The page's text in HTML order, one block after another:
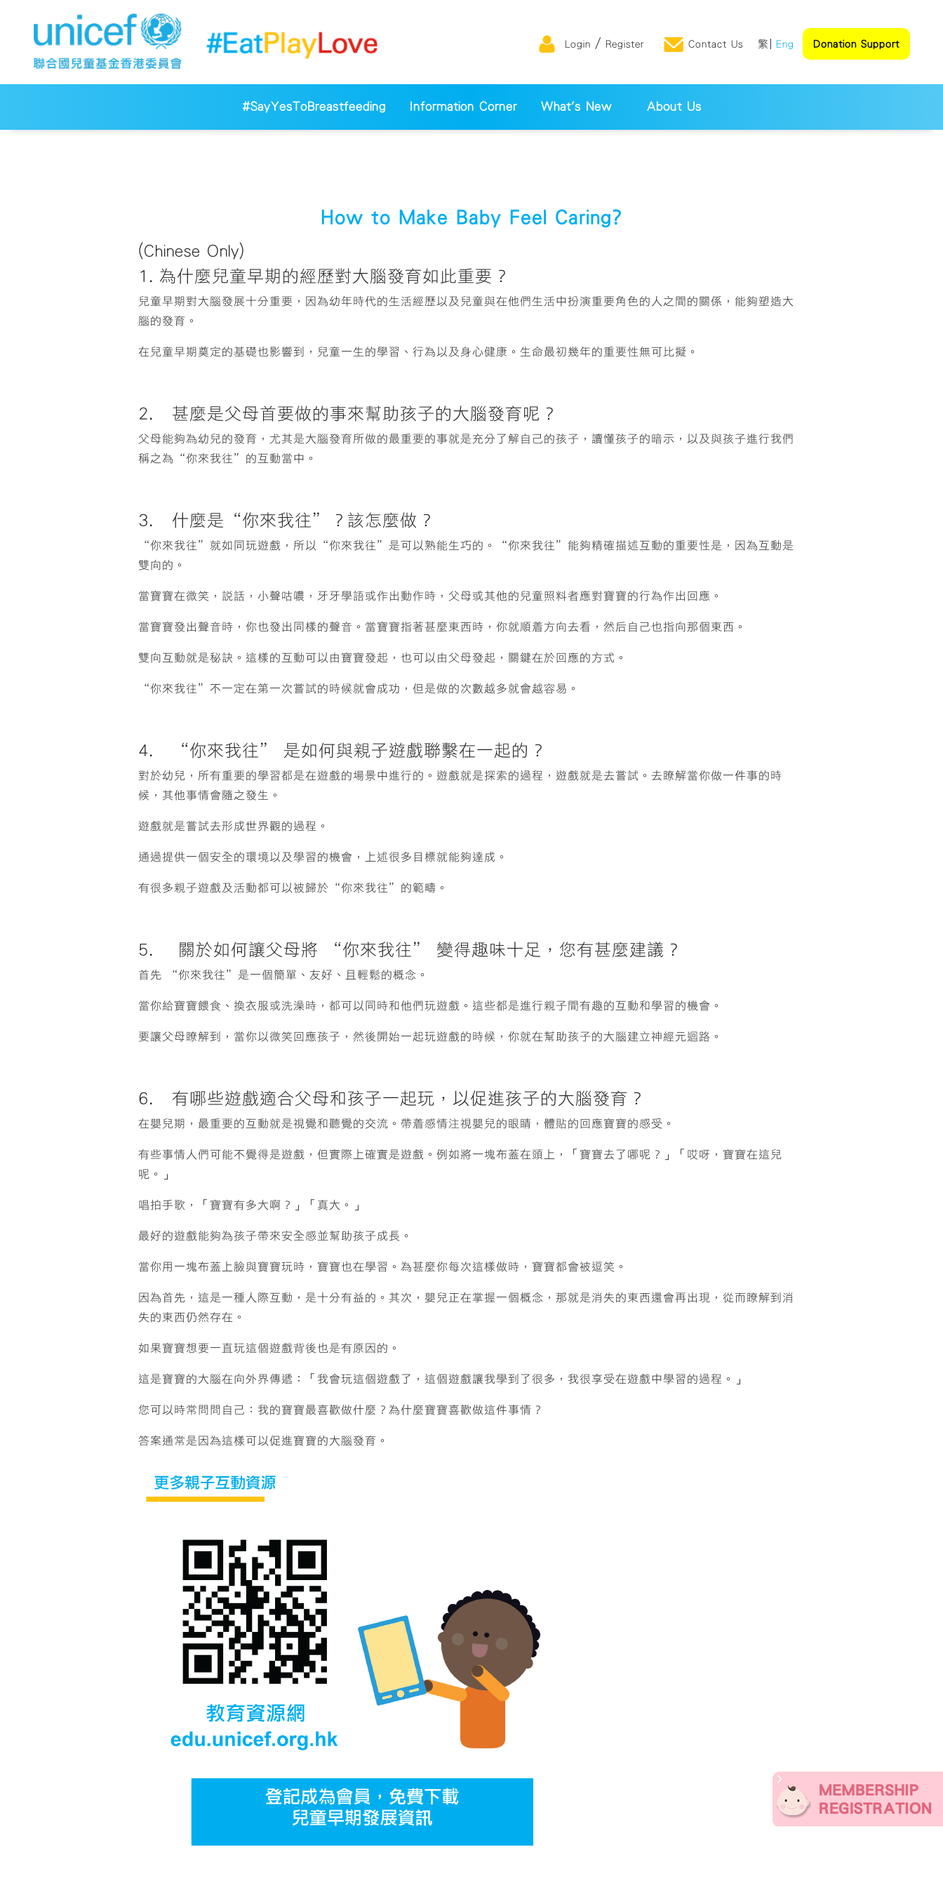
Login / Register Contact Us 繁 Eng Donation Support
#SayYesToBreastfeeding Information Corner What's New About Us
How to Make Baby Feel Caring?
(Chinese Only)
1. 為什麼兒童早期的經歷對大腦發育如此重要？
兒童早期對大腦發展十分重要，因為幼年時代的生活經歷以及兒童與在他們生活中扮演重要角色的人之間的關係，能夠塑造大
腦的發育。
在兒童早期奠定的基礎也影響到，兒童一生的學習、行為以及身心健康。生命最初幾年的重要性無可比擬。
2. 甚麼是父母首要做的事來幫助孩子的大腦發育呢？
父母能夠為幼兒的發育，尤其是大腦發育所做的最重要的事就是充分了解自己的孩子，讀懂孩子的暗示，以及與孩子進行我們
稱之為“你來我往”的互動當中。
3. 什麼是“你來我往”？該怎麼做？
“你來我往”就如同玩遊戲，所以“你來我往”是可以熟能生巧的。“你來我往”能夠精確描述互動的重要性是，因為互動是
雙向的。
當寶寶在微笑，說話，小聲咕噥，牙牙學語或作出動作時，父母或其他的兒童照料者應對寶寶的行為作出回應。
當寶寶發出聲音時，你也發出同樣的聲音。當寶寶指著甚麼東西時，你就順着方向去看，然后自己也指向那個東西。
雙向互動就是秘訣。這樣的互動可以由寶寶發起，也可以由父母發起，關鍵在於回應的方式。
“你來我往”不一定在第一次嘗試的時候就會成功，但是做的次數越多就會越容易。
4. “你來我往” 是如何與親子遊戲聯繫在一起的？
對於幼兒，所有重要的學習都是在遊戲的場景中進行的。遊戲就是探索的過程，遊戲就是去嘗試。去瞭解當你做一件事的時
候，其他事情會隨之發生。
遊戲就是嘗試去形成世界觀的過程。
通過提供一個安全的環境以及學習的機會，上述很多目標就能夠達成。
有很多親子遊戲及活動都可以被歸於“你來我往”的範疇。
5. 關於如何讓父母將 “你來我往” 變得趣味十足，您有甚麼建議？
首先 “你來我往”是一個簡單、友好、且輕鬆的概念。
當你給寶寶餵食、換衣服或洗澡時，都可以同時和他們玩遊戲。這些都是進行親子間有趣的互動和學習的機會。
要讓父母瞭解到，當你以微笑回應孩子，然後開始一起玩遊戲的時候，你就在幫助孩子的大腦建立神經元迴路。
6. 有哪些遊戲適合父母和孩子一起玩，以促進孩子的大腦發育？
在嬰兒期，最重要的互動就是視覺和聽覺的交流。帶着感情注視嬰兒的眼睛，體貼的回應寶寶的感受。
有些事情人們可能不覺得是遊戲，但實際上確實是遊戲。例如將一塊布蓋在頭上，「寶寶去了哪呢？」「哎呀，寶寶在這兒
呢。」
唱拍手歌，「寶寶有多大啊？」「真大。」
最好的遊戲能夠為孩子帶來安全感並幫助孩子成長。
當你用一塊布蓋上臉與寶寶玩時，寶寶也在學習。為甚麼你每次這樣做時，寶寶都會被逗笑。
因為首先，這是一種人際互動，是十分有益的。其次，嬰兒正在掌握一個概念，那就是消失的東西還會再出現，從而瞭解到消
失的東西仍然存在。
如果寶寶想要一直玩這個遊戲背後也是有原因的。
這是寶寶的大腦在向外界傳遞：「我會玩這個遊戲了，這個遊戲讓我學到了很多，我很享受在遊戲中學習的過程。」
您可以時常問問自己：我的寶寶最喜歡做什麼？為什麼寶寶喜歡做這件事情？
答案通常是因為這樣可以促進寶寶的大腦發育。